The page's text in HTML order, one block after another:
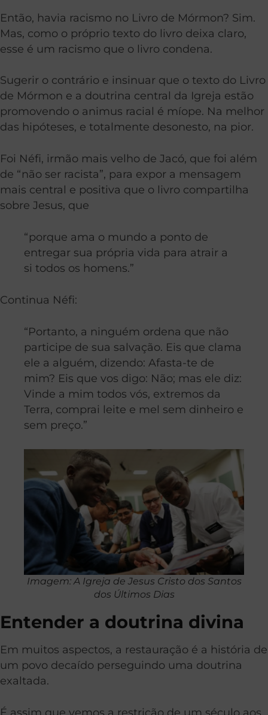
Então, havia racismo no Livro de Mórmon? Sim.
Mas, como o próprio texto do livro deixa claro,
esse é um racismo que o livro condena.
Sugerir o contrário e insinuar que o texto do Livro
de Mórmon e a doutrina central da Igreja estão
promovendo o animus racial é míope. Na melhor
das hipóteses, e totalmente desonesto, na pior.
Foi Néfi, irmão mais velho de Jacó, que foi além
de “não ser racista”, para expor a mensagem
mais central e positiva que o livro compartilha
sobre Jesus, que
“porque ama o mundo a ponto de
entregar sua própria vida para atrair a
si todos os homens.”
Continua Néfi:
“Portanto, a ninguém ordena que não
participe de sua salvação. Eis que clama
ele a alguém, dizendo: Afasta-te de
mim? Eis que vos digo: Não; mas ele diz:
Vinde a mim todos vós, extremos da
Terra, comprai leite e mel sem dinheiro e
sem preço.”
Imagem: A Igreja de Jesus Cristo dos Santos
dos Últimos Dias
Entender a doutrina divina
Em muitos aspectos, a restauração é a história de
um povo decaído perseguindo uma doutrina
exaltada.
É assim que vemos a restrição de um século aos